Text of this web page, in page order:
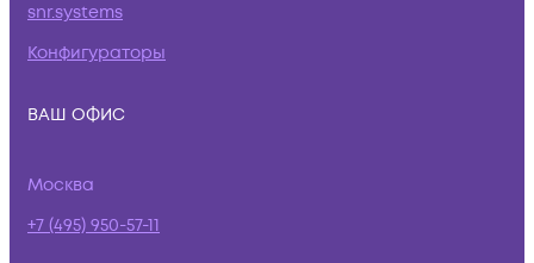
snr.systems
Конфигураторы
ВАШ ОФИС
Москва
+7 (495) 950-57-11